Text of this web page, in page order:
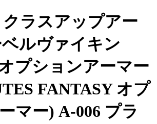
ラスアップアー
ルヴァイキン
プションアーマー
FANTASY オプ
マー) A-006 プラ